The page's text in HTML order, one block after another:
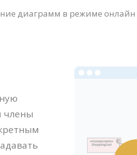
диаграмм в режиме
члены